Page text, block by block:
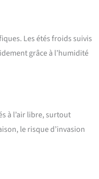
Les étés froids suivis
grâce à l’humidité
à l’air libre, surtout
le risque d’invasion